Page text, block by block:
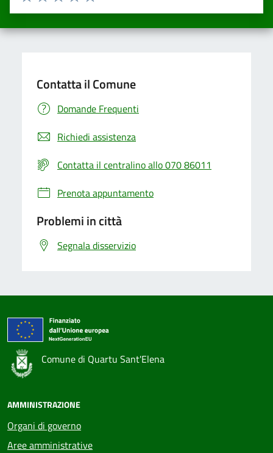
Valuta 5 stelle su 5
Valuta 4 stelle su 5
Valuta 3 stelle su 5
Valuta 2 stelle su 5
Valuta una stella su 5
Contatta il Comune
Domande Frequenti
Richiedi assistenza
Contatta il centralino allo 070 86011
Prenota appuntamento
Problemi in città
Segnala disservizio
Comune di Quartu Sant'Elena
AMMINISTRAZIONE
Organi di governo
Aree amministrative